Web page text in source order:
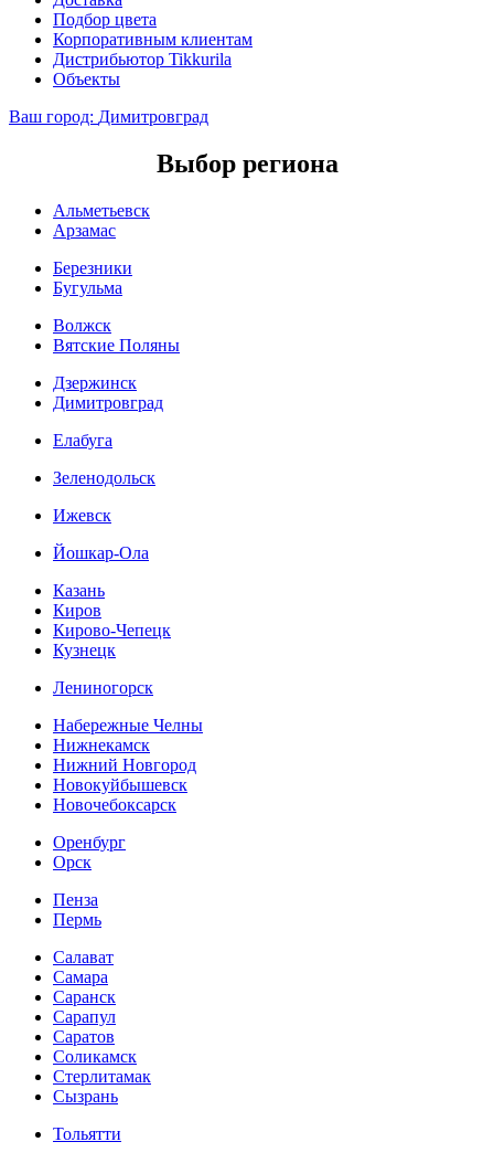
Подбор цвета
Корпоративным клиентам
Дистрибьютор Tikkurila
Объекты
Ваш город: Димитровград
Выбор региона
Альметьевск
Арзамас
Березники
Бугульма
Волжск
Вятские Поляны
Дзержинск
Димитровград
Елабуга
Зеленодольск
Ижевск
Йошкар-Ола
Казань
Киров
Кирово-Чепецк
Кузнецк
Лениногорск
Набережные Челны
Нижнекамск
Нижний Новгород
Новокуйбышевск
Новочебоксарск
Оренбург
Орск
Пенза
Пермь
Салават
Самара
Саранск
Сарапул
Саратов
Соликамск
Стерлитамак
Сызрань
Тольятти